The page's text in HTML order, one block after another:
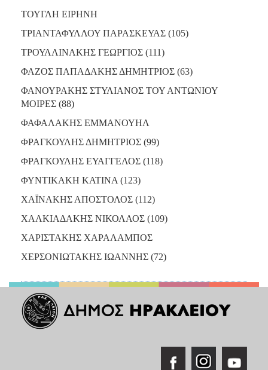
ΤΟΥΓΛΗ ΕΙΡΗΝΗ
ΤΡΙΑΝΤΑΦΥΛΛΟΥ ΠΑΡΑΣΚΕΥΑΣ (105)
ΤΡΟΥΛΛΙΝΑΚΗΣ ΓΕΩΡΓΙΟΣ (111)
ΦΑΖΟΣ ΠΑΠΑΔΑΚΗΣ ΔΗΜΗΤΡΙΟΣ (63)
ΦΑΝΟΥΡΑΚΗΣ ΣΤΥΛΙΑΝΟΣ ΤΟΥ ΑΝΤΩΝΙΟΥ
ΜΟΙΡΕΣ (88)
ΦΑΦΑΛΑΚΗΣ ΕΜΜΑΝΟΥΗΛ
ΦΡΑΓΚΟΥΛΗΣ ΔΗΜΗΤΡΙΟΣ (99)
ΦΡΑΓΚΟΥΛΗΣ ΕΥΑΓΓΕΛΟΣ (118)
ΦΥΝΤΙΚΑΚΗ ΚΑΤΙΝΑ (123)
ΧΑΪΝΑΚΗΣ ΑΠΟΣΤΟΛΟΣ (112)
ΧΑΛΚΙΑΔΑΚΗΣ ΝΙΚΟΛΑΟΣ (109)
ΧΑΡΙΣΤΑΚΗΣ ΧΑΡΑΛΑΜΠΟΣ
ΧΕΡΣΟΝΙΩΤΑΚΗΣ ΙΩΑΝΝΗΣ (72)